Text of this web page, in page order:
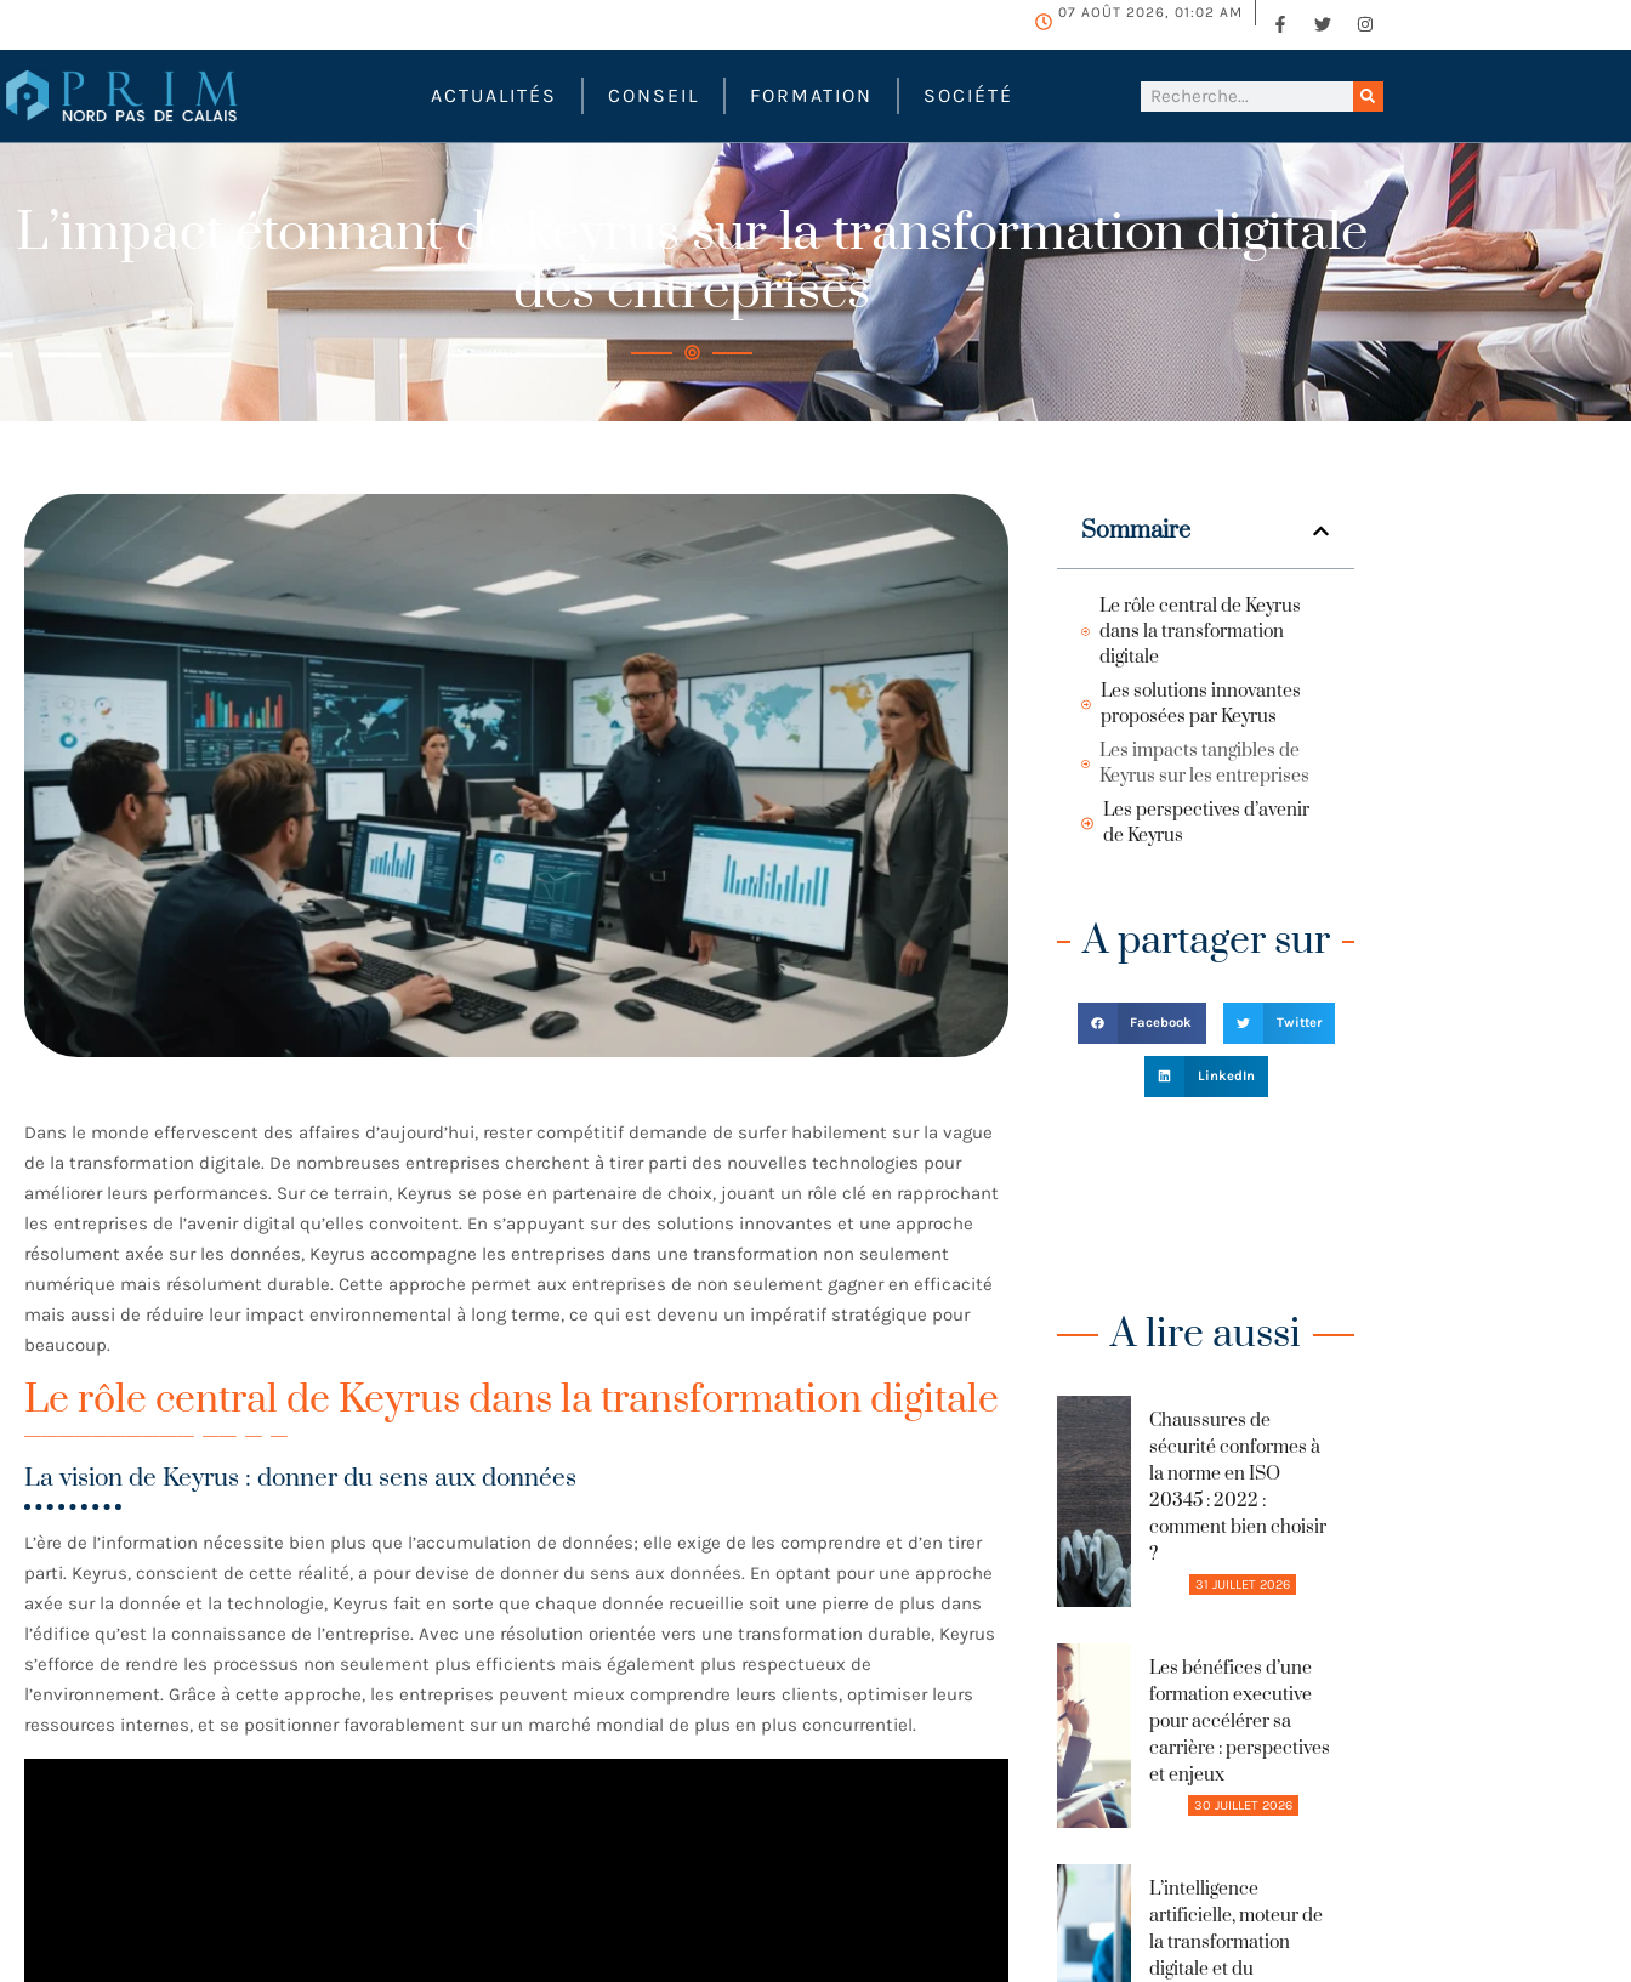
07 AOÛT 2026, 01:02 AM
ACTUALITÉS CONSEIL FORMATION SOCIÉTÉ
L’impact étonnant de keyrus sur la transformation digitale
des entreprises
Dans le monde effervescent des affaires d’aujourd’hui, rester compétitif demande de surfer habilement sur la vague
de la transformation digitale. De nombreuses entreprises cherchent à tirer parti des nouvelles technologies pour
améliorer leurs performances. Sur ce terrain, Keyrus se pose en partenaire de choix, jouant un rôle clé en rapprochant
les entreprises de l’avenir digital qu’elles convoitent. En s’appuyant sur des solutions innovantes et une approche
résolument axée sur les données, Keyrus accompagne les entreprises dans une transformation non seulement
numérique mais résolument durable. Cette approche permet aux entreprises de non seulement gagner en efficacité
mais aussi de réduire leur impact environnemental à long terme, ce qui est devenu un impératif stratégique pour
beaucoup.
Le rôle central de Keyrus dans la transformation digitale
La vision de Keyrus : donner du sens aux données
L’ère de l’information nécessite bien plus que l’accumulation de données; elle exige de les comprendre et d’en tirer
parti. Keyrus, conscient de cette réalité, a pour devise de donner du sens aux données. En optant pour une approche
axée sur la donnée et la technologie, Keyrus fait en sorte que chaque donnée recueillie soit une pierre de plus dans
l’édifice qu’est la connaissance de l’entreprise. Avec une résolution orientée vers une transformation durable, Keyrus
s’efforce de rendre les processus non seulement plus efficients mais également plus respectueux de
l’environnement. Grâce à cette approche, les entreprises peuvent mieux comprendre leurs clients, optimiser leurs
ressources internes, et se positionner favorablement sur un marché mondial de plus en plus concurrentiel.
Sommaire
Le rôle central de Keyrus
dans la transformation
digitale
Les solutions innovantes
proposées par Keyrus
Les impacts tangibles de
Keyrus sur les entreprises
Les perspectives d’avenir
de Keyrus
A partager sur
Facebook Twitter
LinkedIn
A lire aussi
Chaussures de
sécurité conformes à
la norme en ISO
20345 : 2022 :
comment bien choisir
?
31 JUILLET 2026
Les bénéfices d’une
formation executive
pour accélérer sa
carrière : perspectives
et enjeux
30 JUILLET 2026
L’intelligence
artificielle, moteur de
la transformation
digitale et du